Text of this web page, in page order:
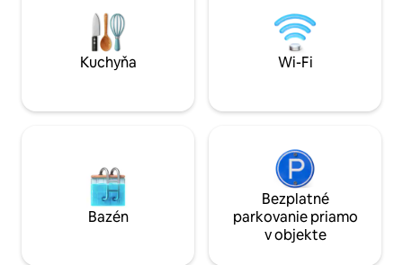
• Samoobslužné ubytovanie s
jednoduchým prístupom • Prechádzka
do Covent Garden, Soho a k divadlám
Ideálne pre rodiny, skupiny a
Wi-Fi, smart
umývačkou
blízkosti Fulham
múzeí a sviežich
Kuchyňa Wi-Fi
Bazén
Bezplatné
parkovanie priamo
v objekte